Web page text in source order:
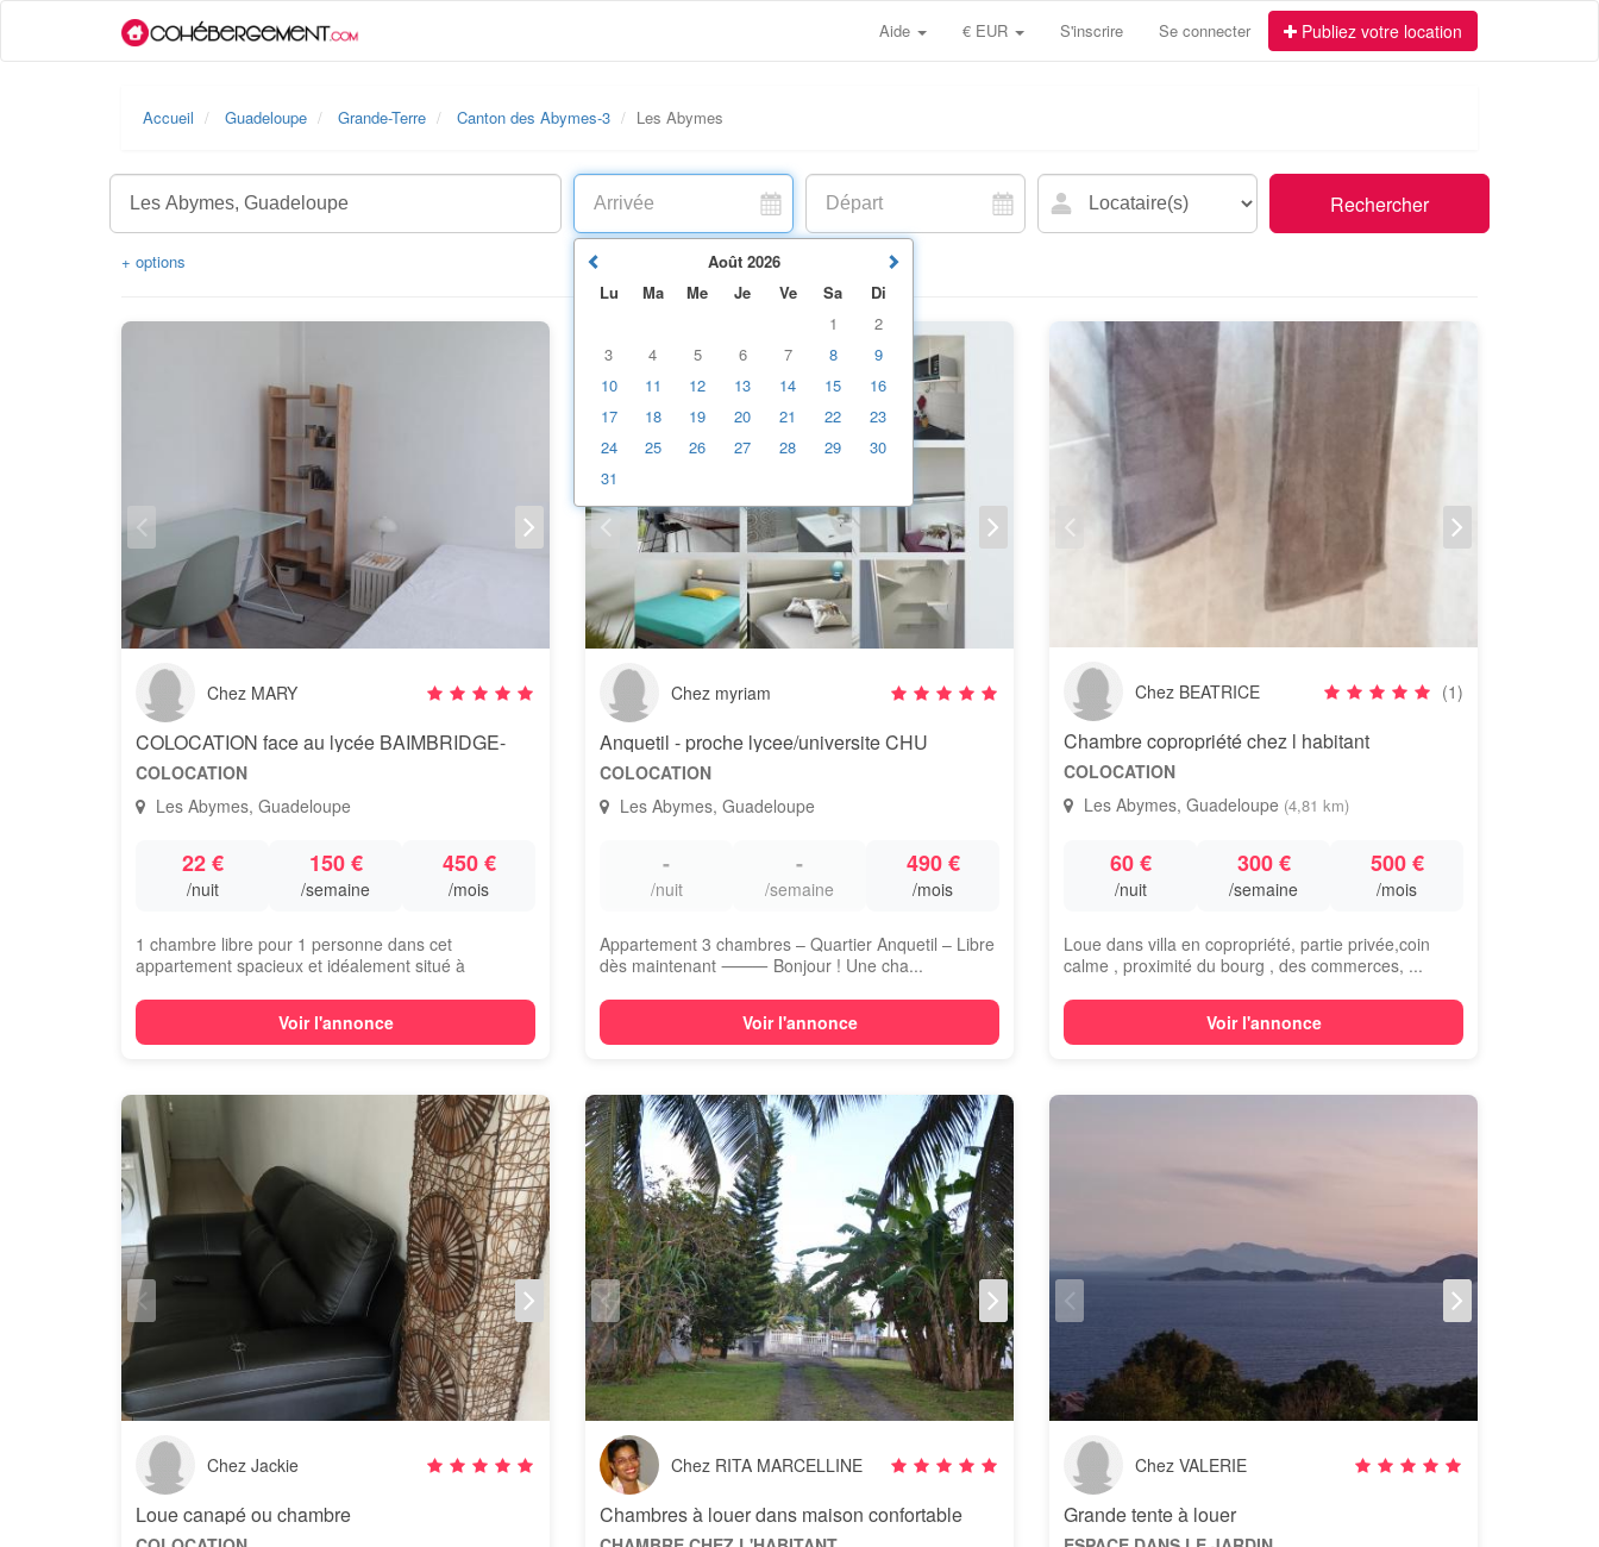
Aide € EUR S'inscrire Se connecter Publiez votre location
Accueil Guadeloupe Grande-Terre Canton des Abymes-3 Les Abymes
Rechercher
+ options
Chez MARY
COLOCATION face au lycée BAIMBRIDGE-
COLOCATION
Les Abymes, Guadeloupe
22 €
/nuit
150 €
/semaine
450 €
/mois
1 chambre libre pour 1 personne dans cet
appartement spacieux et idéalement situé à
Voir l'annonce
Chez myriam
Anquetil - proche lycee/universite CHU
COLOCATION
Les Abymes, Guadeloupe
-
/nuit
-
/semaine
490 €
/mois
Appartement 3 chambres – Quartier Anquetil – Libre
dès maintenant ⸻ Bonjour ! Une cha...
Voir l'annonce
Chez BEATRICE (1)
Chambre copropriété chez l habitant
COLOCATION
Les Abymes, Guadeloupe (4,81 km)
60 €
/nuit
300 €
/semaine
500 €
/mois
Loue dans villa en copropriété, partie privée,coin
calme , proximité du bourg , des commerces, ...
Voir l'annonce
Chez Jackie
Loue canapé ou chambre
Chez RITA MARCELLINE
Chambres à louer dans maison confortable
Chez VALERIE
Grande tente à louer
Août 2026
Lu
Ma Me Je Ve Sa
Di
1
2
3
4 5 6 7 8
9
10
11 12 13 14 15
16
17
18 19 20 21 22
23
24
25 26 27 28 29
30
31